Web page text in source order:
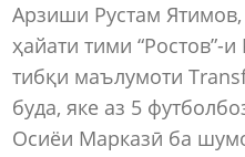
Арзиши Рустам
ҳайати тими “Ростов”-
тибқи маълумоти
буда, яке аз 5
Осиёи Марказӣ ба